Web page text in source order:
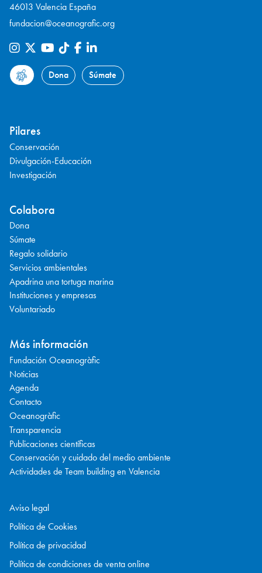
46013 Valencia España
fundacion@oceanografic.org
Dona Súmate
Pilares
Conservación
Divulgación-Educación
Investigación
Colabora
Dona
Súmate
Regalo solidario
Servicios ambientales
Apadrina una tortuga marina
Instituciones y empresas
Voluntariado
Más información
Fundación Oceanogràfic
Noticias
Agenda
Contacto
Oceanogràfic
Transparencia
Publicaciones científicas
Conservación y cuidado del medio ambiente
Actividades de Team building en Valencia
Aviso legal
Política de Cookies
Política de privacidad
Política de condiciones de venta online